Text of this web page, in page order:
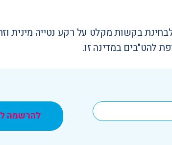
בקשות מקלט על רקע נטייה מינית
להט"בים במדינה זו.
להרשמה